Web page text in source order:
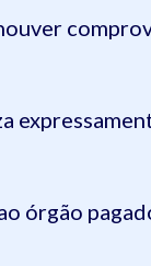
órgão